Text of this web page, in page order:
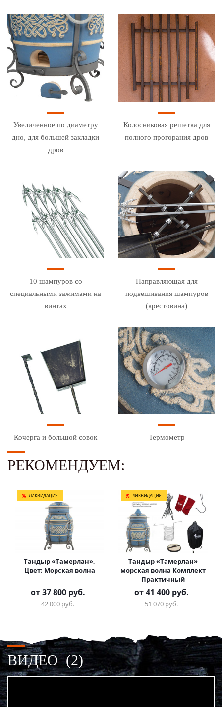
Увеличенное по диаметру
дно, для большей закладки
дров
Колосниковая решетка для
полного прогорания дров
10 шампуров со
специальными зажимами на
винтах
Направляющая для
подвешивания шампуров
(крестовина)
Кочерга и большой совок Термометр
РЕКОМЕНДУЕМ:
ЛИКВИДАЦИЯ
Тандыр «Тамерлан»,
Цвет: Морская волна
от37 800 руб.
42 000 руб.
ЛИКВИДАЦИЯ
Тандыр «Тамерлан»
морская волна Комплект
Практичный
от41 400 руб.
51 070 руб.
ВИДЕО(2)